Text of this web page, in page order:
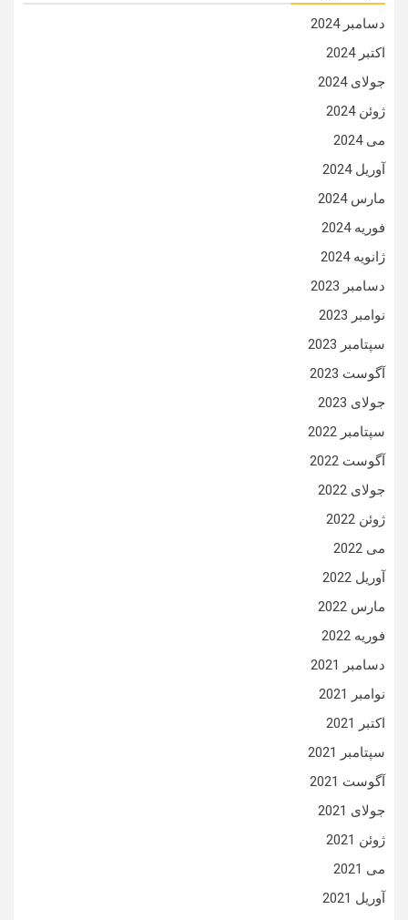
دسامبر 2024
اکتبر 2024
جولای 2024
ژوئن 2024
می 2024
آوریل 2024
مارس 2024
فوریه 2024
ژانویه 2024
دسامبر 2023
نوامبر 2023
سپتامبر 2023
آگوست 2023
جولای 2023
سپتامبر 2022
آگوست 2022
جولای 2022
ژوئن 2022
می 2022
آوریل 2022
مارس 2022
فوریه 2022
دسامبر 2021
نوامبر 2021
اکتبر 2021
سپتامبر 2021
آگوست 2021
جولای 2021
ژوئن 2021
می 2021
آوریل 2021